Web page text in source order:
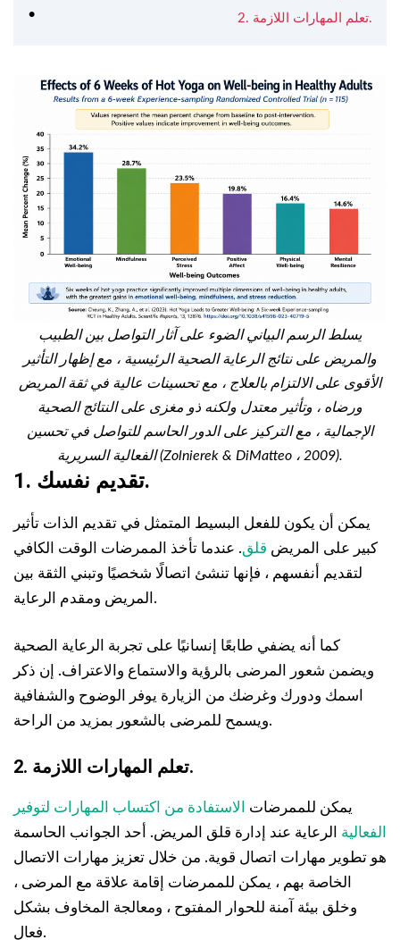
2. تعلم المهارات اللازمة.
يسلط الرسم البياني الضوء على آثار التواصل بين الطبيب
والمريض على نتائج الرعاية الصحية الرئيسية ، مع إظهار التأثير
الأقوى على الالتزام بالعلاج ، مع تحسينات عالية في ثقة المريض
ورضاه ، وتأثير معتدل ولكنه ذو مغزى على النتائج الصحية
الإجمالية ، مع التركيز على الدور الحاسم للتواصل في تحسين
الفعالية السريرية (Zolnierek & DiMatteo ، 2009).
1. تقديم نفسك.
يمكن أن يكون للفعل البسيط المتمثل في تقديم الذات تأثير
كبير على المريض قلق. عندما تأخذ الممرضات الوقت الكافي
لتقديم أنفسهم ، فإنها تنشئ اتصالًا شخصيًا وتبني الثقة بين
المريض ومقدم الرعاية.
كما أنه يضفي طابعًا إنسانيًا على تجربة الرعاية الصحية
ويضمن شعور المرضى بالرؤية والاستماع والاعتراف. إن ذكر
اسمك ودورك وغرضك من الزيارة يوفر الوضوح والشفافية
ويسمح للمرضى بالشعور بمزيد من الراحة.
2. تعلم المهارات اللازمة.
يمكن للممرضات
الاستفادة من اكتساب المهارات لتوفير
الفعالية الرعاية عند إدارة قلق المريض. أحد الجوانب الحاسمة
هو تطوير مهارات اتصال قوية. من خلال تعزيز مهارات الاتصال
الخاصة بهم ، يمكن للممرضات إقامة علاقة مع المرضى ،
وخلق بيئة آمنة للحوار المفتوح ، ومعالجة المخاوف بشكل
فعال.